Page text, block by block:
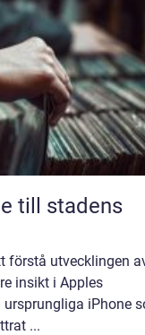
till stadens
förstå utvecklingen
insikt i Apples
iPhone
...